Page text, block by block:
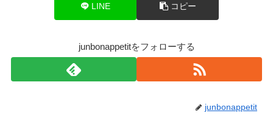
LINE コピー
junbonappetitをフォローする
junbonappetit